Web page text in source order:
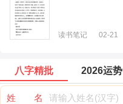
读书笔记 02-21
八字精批 2026运势
姓 名